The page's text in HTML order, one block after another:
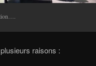
raisons :